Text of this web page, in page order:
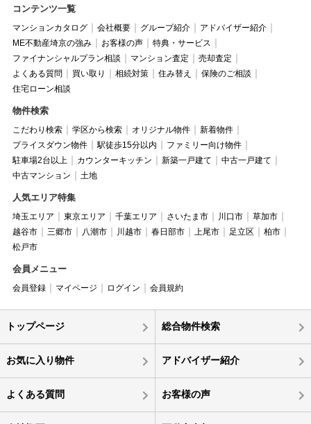
コンテンツ一覧
マンションカタログ 会社概要 グループ紹介
アドバイザー紹介
ME不動産埼京の強み
お客様の声
特典・サービス
ファイナンシャルプラン相談
マンション査定
売却査定
よくある質問
買い取り 相続対策 住み替え
保険のご相談
住宅ローン相談
物件検索
こだわり検索 学区から検索 オリジナル物件
新着物件
プライスダウン物件
駅徒歩15分以内
ファミリー向け物件
駐車場2台以上
カウンターキッチン 新築一戸建て
中古一戸建て
中古マンション
土地
人気エリア特集
埼玉エリア 東京エリア 千葉エリア さいたま市 川口市
草加市
越谷市
三郷市 八潮市 川越市 春日部市 上尾市 足立区
柏市
松戸市
会員メニュー
会員登録 マイページ ログイン 会員規約
トップページ 総合物件検索
お気に入り物件 アドバイザー紹介
よくある質問 お客様の声